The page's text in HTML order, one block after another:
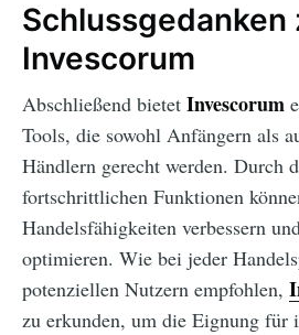
Schlussgedanken
Invescorum
Abschließend bietet Invescorum
Tools, die sowohl Anfängern als
Händlern gerecht werden. Durch
fortschrittlichen Funktionen
Handelsfähigkeiten verbessern
optimieren. Wie bei jeder
potenziellen Nutzern empfohlen,
zu erkunden, um die Eignung für